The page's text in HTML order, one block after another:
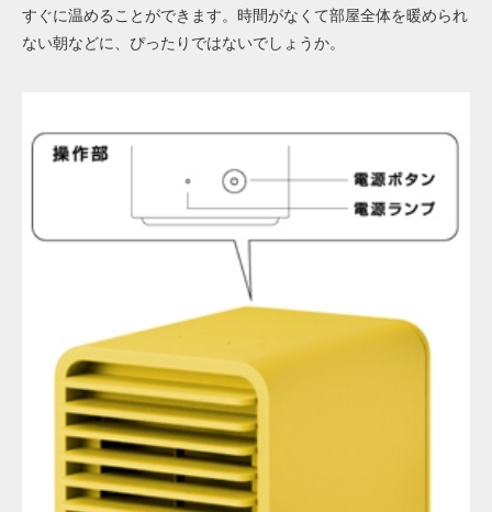
すぐに温めることができます。時間がなくて部屋全体を暖められ
ない朝などに、ぴったりではないでしょうか。